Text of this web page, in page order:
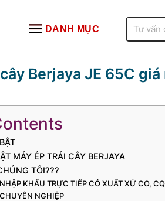
DANH MỤC
kiếm:
Berjaya JE 65C
MÁY ÉP TRÁI CÂY BERJAYA
TÔI???
KHẨU TRỰC TIẾP CÓ XUẤT XỨ CO,
NGHIỆP